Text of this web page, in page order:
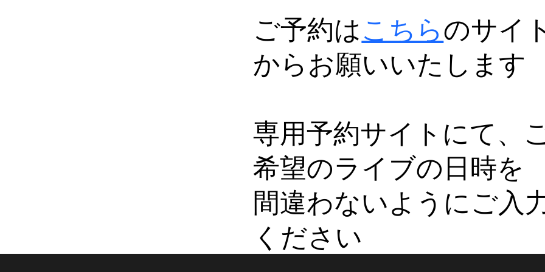
ご予約はこちらのサイ
からお願いいたします
専用予約サイトにて、
希望のライブの日時を
間違わないようにご入
ください